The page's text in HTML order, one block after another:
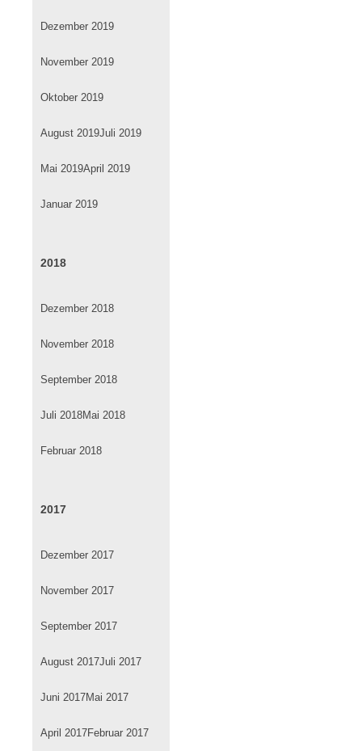
Dezember 2019
November 2019
Oktober 2019
August 2019Juli 2019
Mai 2019April 2019
Januar 2019
2018
Dezember 2018
November 2018
September 2018
Juli 2018Mai 2018
Februar 2018
2017
Dezember 2017
November 2017
September 2017
August 2017Juli 2017
Juni 2017Mai 2017
April 2017Februar 2017